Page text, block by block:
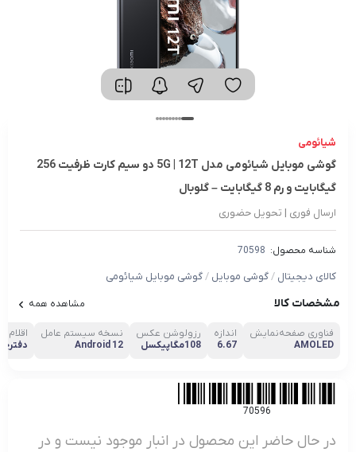
شیائومی
گوشی موبایل شیائومی مدل 5G | 12T دو سیم کارت ظرفیت 256
گیگابایت و رم 8 گیگابایت – گلوبال
ارسال فوری | تحویل حضوری
شناسه محصول: 70598
کالای دیجیتال /گوشی موبایل /گوشی موبایل شیائومی
مشخصات کالا مشاهده همه
فناوری صفحه‌نمایش
AMOLED
اندازه
6.67
رزولوشن عکس
108مگاپیکسل
نسخه سیستم عامل
Android 12
اقلام
70596
در حال حاضر این محصول در انبار موجود نیست و در